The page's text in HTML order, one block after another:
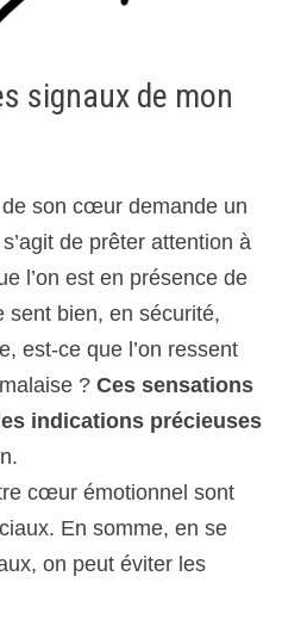
signaux de mon
son cœur demande un
de prêter attention à
l’on est en présence de
sent bien, en sécurité,
est-ce que l’on ressent
? Ces sensations
indications précieuses
cœur émotionnel sont
En somme, en se
on peut éviter les